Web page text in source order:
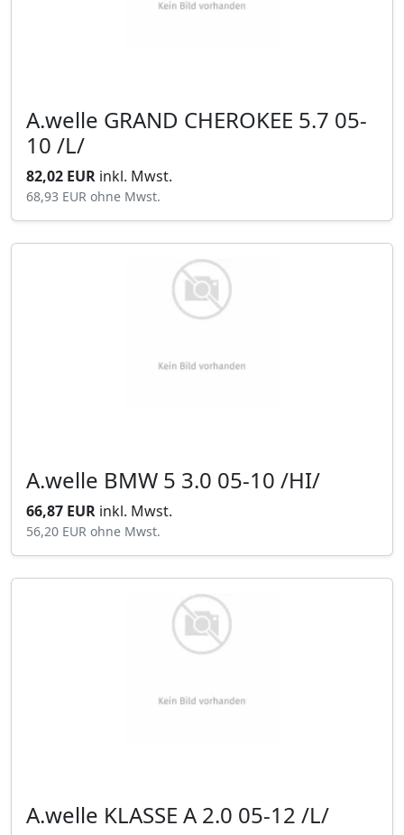
A.welle GRAND CHEROKEE 5.7 05-
10 /L/
82,02 EUR inkl. Mwst.
68,93 EUR ohne Mwst.
A.welle BMW 5 3.0 05-10 /HI/
66,87 EUR inkl. Mwst.
56,20 EUR ohne Mwst.
A.welle KLASSE A 2.0 05-12 /L/